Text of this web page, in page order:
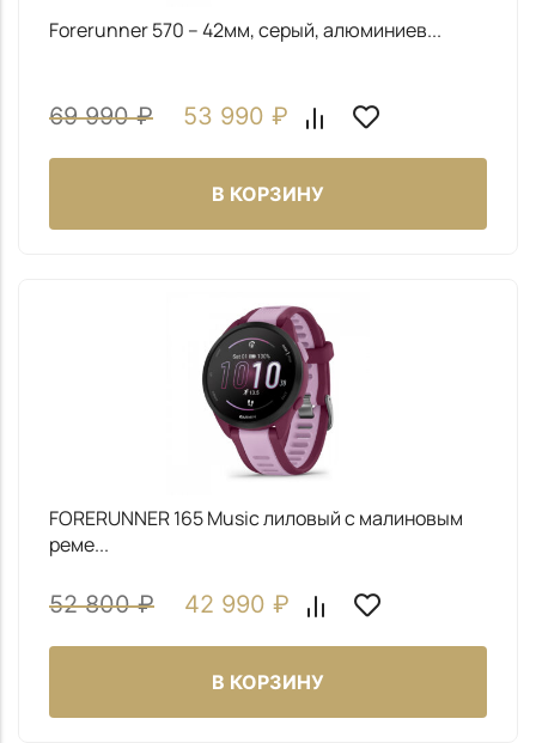
Forerunner 570 – 42мм, серый, алюминиев...
69 990₽ 53 990 ₽
В КОРЗИНУ
FORERUNNER 165 Music лиловый c малиновым
реме...
52 800₽ 42 990 ₽
В КОРЗИНУ